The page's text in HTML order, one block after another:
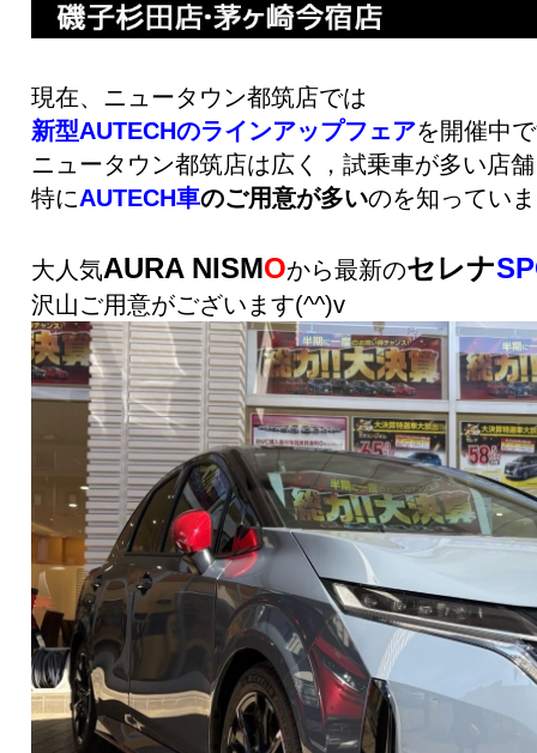
現在、ニュータウン都筑店では
新型AUTECHのラインアップフェアを開催中
ニュータウン都筑店は広く，試乗車が多い店
特にAUTECH車のご用意が多いのを知ってい
大人気AURA NISMOから最新のセレナ
沢山ご用意がございます(^^)v